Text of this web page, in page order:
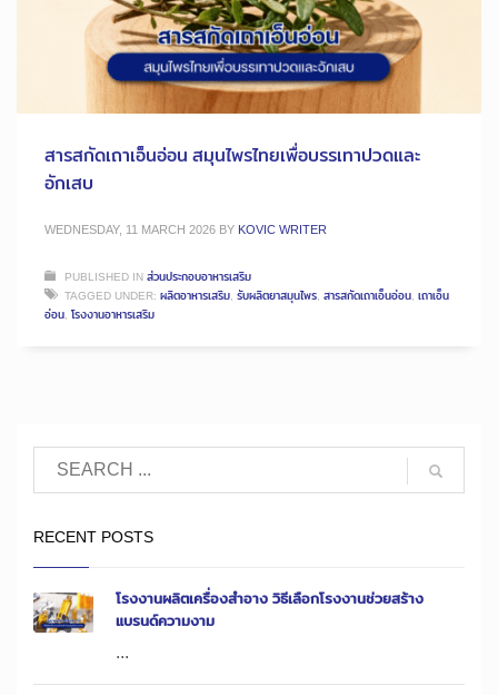
สารสกัดเถาเอ็นอ่อน สมุนไพรไทยเพื่อบรรเทาปวดและ
อักเสบ
WEDNESDAY, 11 MARCH 2026 BY KOVIC WRITER
PUBLISHED INส่วนประกอบอาหารเสริม
TAGGED UNDER: ผลิตอาหารเสริม, รับผลิตยาสมุนไพร, สารสกัดเถาเอ็นอ่อน, เถาเอ็น
อ่อน, โรงงานอาหารเสริม
RECENT POSTS
โรงงานผลิตเครื่องสำอาง วิธีเลือกโรงงานช่วยสร้าง
แบรนด์ความงาม
...